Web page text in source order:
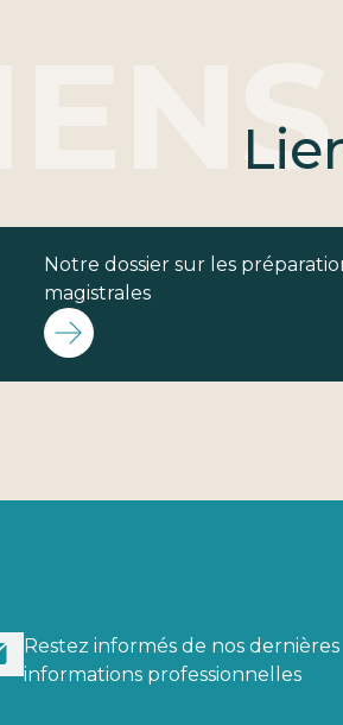
Notre dossier sur les
magistrales
Restez informés de nos dernières
informations professionnelles